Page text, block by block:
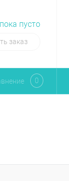
пока пусто
заказ
0